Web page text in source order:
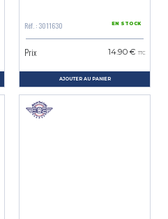
Réf. : 3011630 EN STOCK
Prix 14.90 € TTC
AJOUTER AU PANIER